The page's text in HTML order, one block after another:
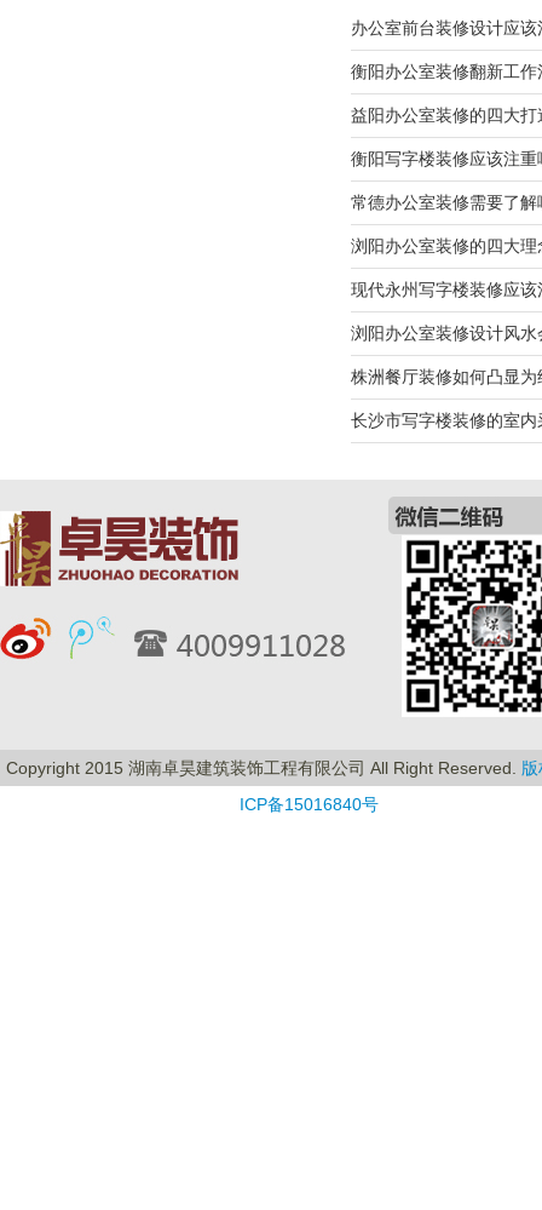
办公室前台装修设计应该
衡阳办公室装修翻新工作
益阳办公室装修的四大打
衡阳写字楼装修应该注重
常德办公室装修需要了解
浏阳办公室装修的四大理
现代永州写字楼装修应该
浏阳办公室装修设计风水
株洲餐厅装修如何凸显为
长沙市写字楼装修的室内
Copyright 2015 湖南卓昊建筑装饰工程有限公司 All Right Reserved.
ICP备15016840号